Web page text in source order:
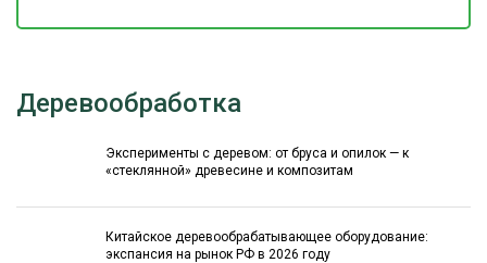
Деревообработка
Эксперименты с деревом: от бруса и опилок — к
«стеклянной» древесине и композитам
Китайское деревообрабатывающее оборудование:
экспансия на рынок РФ в 2026 году